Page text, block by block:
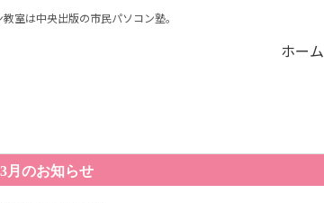
室は中央出版の市民パソコン塾。
ホーム
月のお知らせ